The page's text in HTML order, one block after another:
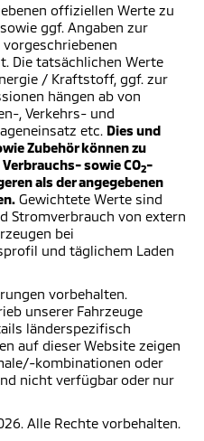
offiziellen Werte zu
ggf. Angaben zur
Die tatsächlichen Werte
/ Kraftstoff, ggf. zur
hängen ab von
, Verkehrs- und
etc. Dies und
Zubehör können zu
sowie CO2-
als der angegebenen
Gewichtete Werte sind
Stromverbrauch von extern
bei
und täglichem Laden
vorbehalten.
unserer Fahrzeuge
länderspezifisch
auf dieser Website zeigen
kombinationen oder
nicht verfügbar oder nur
Alle Rechte vorbehalten.